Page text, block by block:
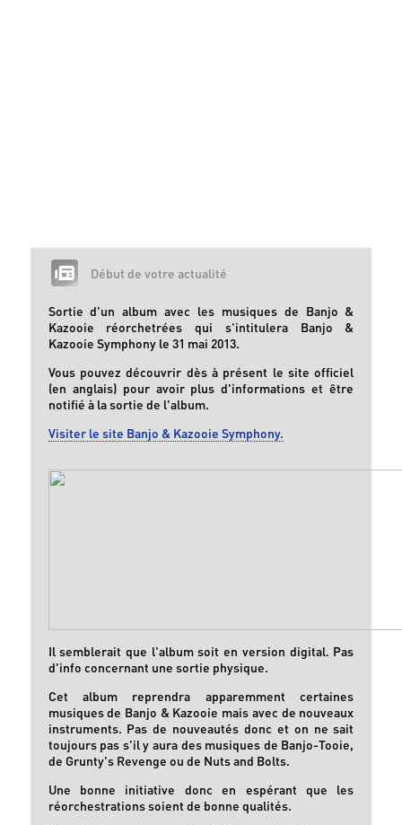
Début de votre actualité
Sortie d'un album avec les musiques de Banjo &
Kazooie réorchetrées qui s'intitulera Banjo &
Kazooie Symphony le 31 mai 2013.
Vous pouvez découvrir dès à présent le site officiel
(en anglais) pour avoir plus d'informations et être
notifié à la sortie de l'album.
Visiter le site Banjo & Kazooie Symphony.
Il semblerait que l'album soit en version digital. Pas
d'info concernant une sortie physique.
Cet album reprendra apparemment certaines
musiques de Banjo & Kazooie mais avec de nouveaux
instruments. Pas de nouveautés donc et on ne sait
toujours pas s'il y aura des musiques de Banjo-Tooie,
de Grunty's Revenge ou de Nuts and Bolts.
Une bonne initiative donc en espérant que les
réorchestrations soient de bonne qualités.